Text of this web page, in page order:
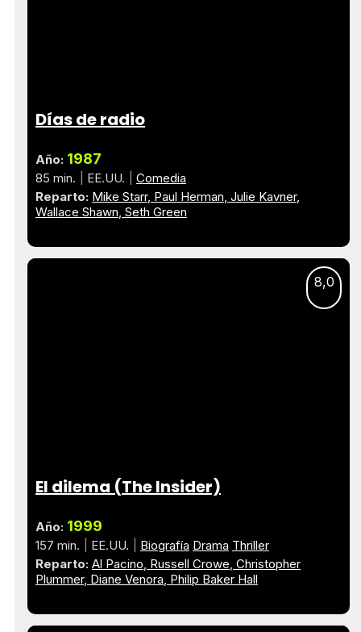
Días de radio
Año: 1987
85 min. EE.UU.
Comedia
Reparto: Mike Starr Paul Herman Julie Kavner
Wallace Shawn Seth Green
8,0
El dilema (The Insider)
Año: 1999
157 min. EE.UU. Biografía Drama Thriller
Reparto: Al Pacino Russell Crowe Christopher
Plummer Diane Venora Philip Baker Hall